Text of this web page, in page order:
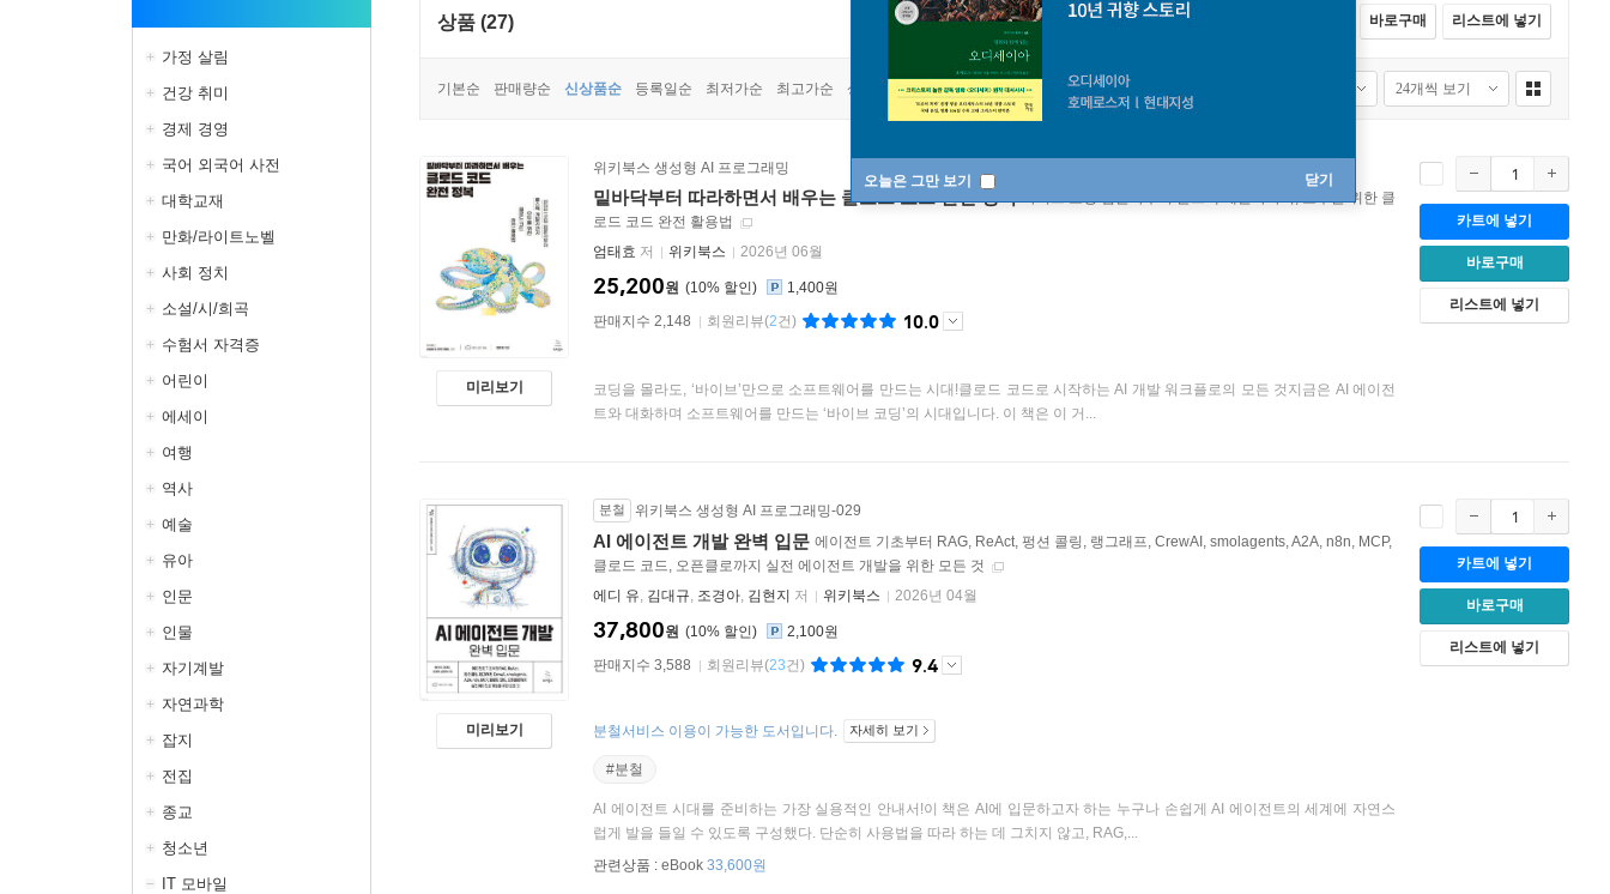
오늘은 그만 보기 닫기
가정 살림
건강 취미
경제 경영
국어 외국어 사전
대학교재
만화/라이트노벨
사회 정치
소설/시/희곡
수험서 자격증
어린이
에세이
여행
역사
예술
유아
인문
인물
자기계발
자연과학
잡지
전집
종교
청소년
IT 모바일
상품 (27) 전체선택 바로구매 리스트에 넣기
기본순 판매량순 신상품순 등록일순 최저가순 최고가순 상품명순
미리보기
위키북스 생성형 AI 프로그래밍
밑바닥부터 따라하면서 배우는 클로드 코드 완전 정복 바이브 코딩 입문자부터 풀스택 개발자까지, 모두를 위한 클
로드 코드 완전 활용법
엄태효 저 위키북스 2026년 06월
10%
25,200원
1,400원
판매지수 2,148
회원리뷰(2건) 10.0
코딩을 몰라도, ‘바이브’만으로 소프트웨어를 만드는 시대!클로드 코드로 시작하는 AI 개발 워크플로의 모든 것지금은 AI 에이전
트와 대화하며 소프트웨어를 만드는 ‘바이브 코딩’의 시대입니다. 이 책은 이 거...
카트에 넣기
바로구매
리스트에 넣기
미리보기
분철 위키북스 생성형 AI 프로그래밍-029
AI 에이전트 개발 완벽 입문 에이전트 기초부터 RAG, ReAct, 펑션 콜링, 랭그래프, CrewAI, smolagents, A2A, n8n, MCP,
클로드 코드, 오픈클로까지 실전 에이전트 개발을 위한 모든 것
에디 유, 김대규, 조경아, 김현지 저 위키북스 2026년 04월
10%
37,800원
2,100원
판매지수 3,588
회원리뷰(23건) 9.4
분철서비스 이용이 가능한 도서입니다. 자세히 보기
#분철
AI 에이전트 시대를 준비하는 가장 실용적인 안내서!이 책은 AI에 입문하고자 하는 누구나 손쉽게 AI 에이전트의 세계에 자연스
럽게 발을 들일 수 있도록 구성했다. 단순히 사용법을 따라 하는 데 그치지 않고, RAG,...
관련상품 : eBook 33,600원
카트에 넣기
바로구매
리스트에 넣기